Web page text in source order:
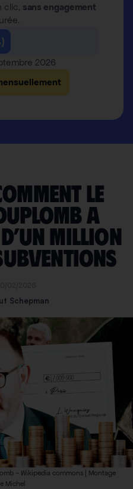
clic, sans engagement
2026
le
a
million
02/2026
Schepman
– Wikipedia commons | Montage
Michel